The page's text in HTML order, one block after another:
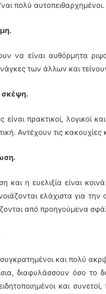
πολύ αυτοπειθαρχημένοι.
να είναι αυθόρμητα
των άλλων και
σκέψη.
είναι πρακτικοί, λογικοί
Αντέχουν τις κακουχίες
και η ευελιξία είναι
ελάχιστα για
από προηγούμενα
συγκρατημένοι και πολύ
διαφυλάσσουν όσο το
και